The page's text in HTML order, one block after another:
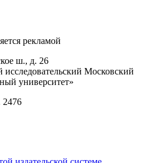
рекламой
ш., д. 26
Московский
университет»
2476